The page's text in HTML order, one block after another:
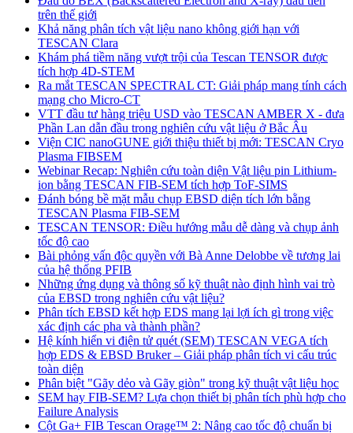
trên thế giới
Khả năng phân tích vật liệu nano không giới hạn với
TESCAN Clara
Khám phá tiềm năng vượt trội của Tescan TENSOR được
tích hợp 4D-STEM
Ra mắt TESCAN SPECTRAL CT: Giải pháp mang tính cách
mạng cho Micro-CT
VTT đầu tư hàng triệu USD vào TESCAN AMBER X - đưa
Phần Lan dẫn đầu trong nghiên cứu vật liệu ở Bắc Âu
Viện CIC nanoGUNE giới thiệu thiết bị mới: TESCAN Cryo
Plasma FIBSEM
Webinar Recap: Nghiên cứu toàn diện Vật liệu pin Lithium-
ion bằng TESCAN FIB-SEM tích hợp ToF-SIMS
Đánh bóng bề mặt mẫu chụp EBSD diện tích lớn bằng
TESCAN Plasma FIB-SEM
TESCAN TENSOR: Điều hướng mẫu dễ dàng và chụp ảnh
tốc độ cao
Bài phỏng vấn độc quyền với Bà Anne Delobbe về tương lai
của hệ thống PFIB
Những ứng dụng và thông số kỹ thuật nào định hình vai trò
của EBSD trong nghiên cứu vật liệu?
Phân tích EBSD kết hợp EDS mang lại lợi ích gì trong việc
xác định các pha và thành phần?
Hệ kính hiển vi điện tử quét (SEM) TESCAN VEGA tích
hợp EDS & EBSD Bruker – Giải pháp phân tích vi cấu trúc
toàn diện
Phân biệt "Gãy dẻo và Gãy giòn" trong kỹ thuật vật liệu học
SEM hay FIB-SEM? Lựa chọn thiết bị phân tích phù hợp cho
Failure Analysis
Cột Ga+ FIB Tescan Orage™ 2: Nâng cao tốc độ chuẩn bị